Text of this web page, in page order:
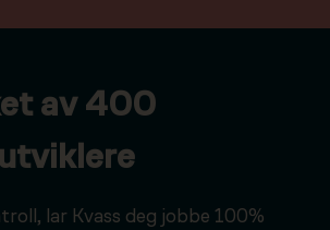
av 400
lar Kvass deg jobbe 100%